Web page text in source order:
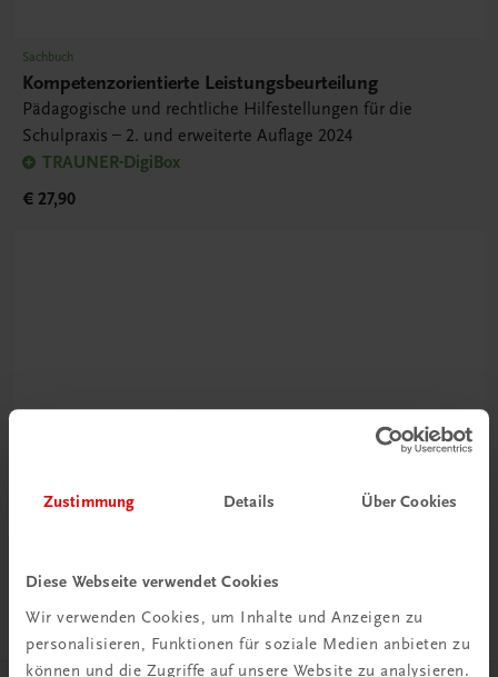
Zustimmung Details Über Cookies
Diese Webseite verwendet Cookies
Wir verwenden Cookies, um Inhalte und Anzeigen zu
personalisieren, Funktionen für soziale Medien anbieten zu
können und die Zugriffe auf unsere Website zu analysieren.
Sachbuch
Kompetenzorientierte Leistungsbeurteilung
Pädagogische und rechtliche Hilfestellungen für die
Schulpraxis – 2. und erweiterte Auflage 2024
TRAUNER-DigiBox
€ 27,90
Newsletter abonnieren
Jetzt anmelden